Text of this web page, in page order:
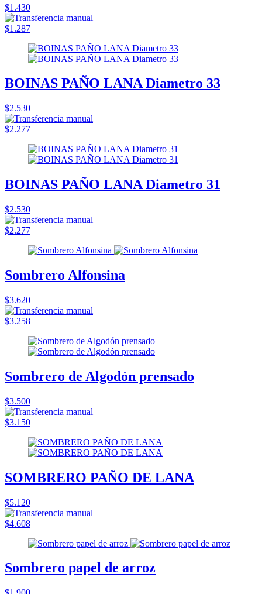
$1.430
$1.287
BOINAS PAÑO LANA Diametro 33
$2.530
$2.277
BOINAS PAÑO LANA Diametro 31
$2.530
$2.277
Sombrero Alfonsina
$3.620
$3.258
Sombrero de Algodón prensado
$3.500
$3.150
SOMBRERO PAÑO DE LANA
$5.120
$4.608
Sombrero papel de arroz